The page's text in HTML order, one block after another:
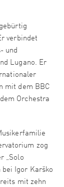
verbindet
und
Lugano. Er
mit dem BBC
Orchestra
zog
„Solo
bei Igor Karško
mit zehn